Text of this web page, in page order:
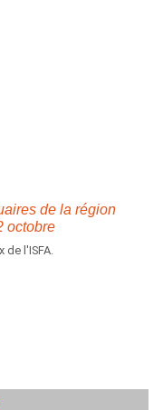
de la région
octobre
de l'ISFA.